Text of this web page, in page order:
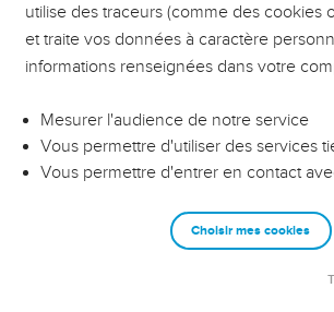
pour leurs réussites, leur impact, leur foi ou
et les saisons difficiles qu'ils ont traversés, alors
entrepreneurs, et responsables reviennent
et les clés pour avancer avec plus de sagesse
vous guidiez un ministère, une équipe, un
vous.
utilise des traceurs (comme des cookies
et traite vos données à caractère
informations renseignées dans votre
Mesurer l'audience de notre service
Vous permettre d'utiliser des services
Vous permettre d'entrer en contact
Choisir mes cookies